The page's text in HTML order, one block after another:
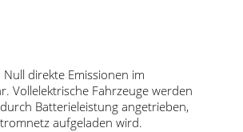
direkte Emissionen im
Vollelektrische Fahrzeuge werden
Batterieleistung angetrieben,
aufgeladen wird.